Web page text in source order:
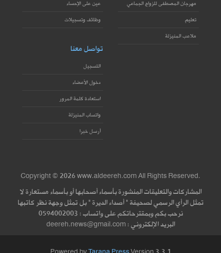
مهرجان المصطفى للزواج الجماعي
تعليم
ملاعب المنيزلة
عين على الإحساء
وظائف وتسجيلات
تواصل معنا
التسجيل
دخول الأعضاء
استعادة كلمة المرور
واتساب المنيزلة
أرسل خبرا
Copyright © 2026 www.aldeereh.com All Rights Reserved.
المشاركات والتعليقات المنشورة بأسماء أصحابها أو بأسماء مستعارة لا
تمثل الرأي الرسمي لصحيفة " أصداء الديرة " بل تمثل وجهة نظر كاتبها
نرحب بكم وبمقترحاتكم على واتساب : 0594002003
البريد الإلكتروني : deereh.news@gmail.com